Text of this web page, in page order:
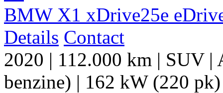
BMW X1 xDrive25e
Details Contact
2020 | 112.000 km | SUV|
benzine) | 162 kW (220 pk)